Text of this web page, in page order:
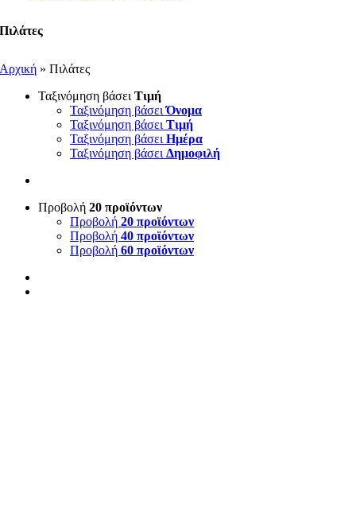
Πιλάτες
Αρχική »Πιλάτες
Ταξινόμηση βάσει Τιμή
Ταξινόμηση βάσειΌνομα
Ταξινόμηση βάσει Τιμή
Ταξινόμηση βάσει Ημέρα
Ταξινόμηση βάσει Δημοφιλή
Προβολή 20 προϊόντων
Προβολή 20 προϊόντων
Προβολή 40 προϊόντων
Προβολή 60 προϊόντων